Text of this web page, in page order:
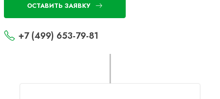
ОСТАВИТЬ ЗАЯВКУ
+7 (499) 653-79-81